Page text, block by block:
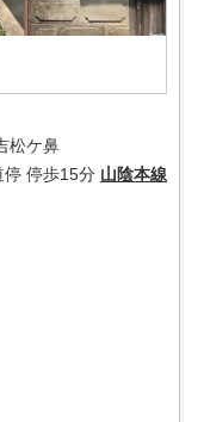
松ケ鼻
停歩15分 山陰本線